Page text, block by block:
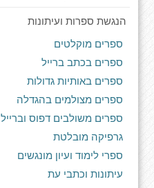
הנגשת ספרות ועיתונות
ספרים מוקלטים
ספרים בכתב ברייל
ספרים באותיות גדולות
ספרים מצולמים בהגדלה
ספרים משולבים דפוס וברייל
גרפיקה מובלטת
ספרי לימוד ועיון מונגשים
עיתונות וכתבי עת